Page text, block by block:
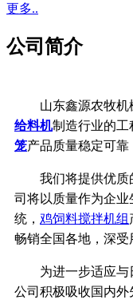
更多..
公司简介
山东鑫源农牧机
给料机制造行业的工
笼产品质量稳定可靠
我们将提供优质
司将以质量作为企
统， 鸡饲料搅拌机组
畅销全国各地，深受
为进一步适应与
公司积极吸收国内